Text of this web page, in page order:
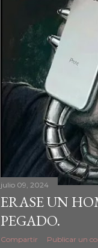
a
julio 09, 2024
ERASE UN
PEGADO.
Compartir Publicar un